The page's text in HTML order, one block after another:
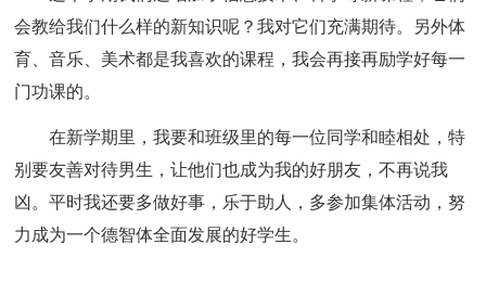
会教给我们什么样的新知识呢？我对它们充满期待。另外体
育、音乐、美术都是我喜欢的课程，我会再接再励学好每一
门功课的。
在新学期里，我要和班级里的每一位同学和睦相处，特
别要友善对待男生，让他们也成为我的好朋友，不再说我
凶。平时我还要多做好事，乐于助人，多参加集体活动，努
力成为一个德智体全面发展的好学生。